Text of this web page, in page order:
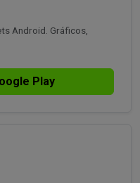
Android. Gráficos,
Play